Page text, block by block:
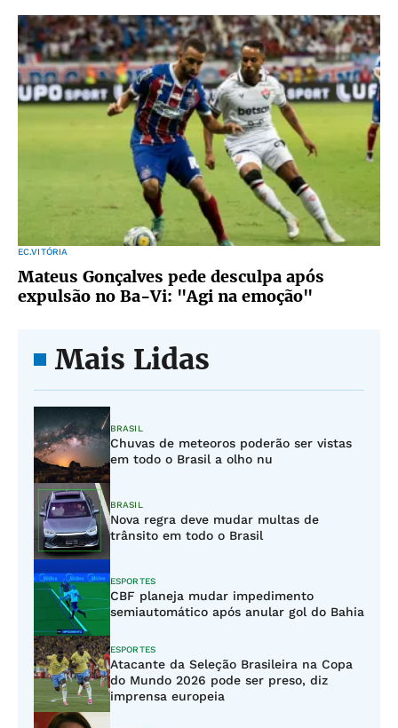
EC.VITÓRIA
Mateus Gonçalves pede desculpa após
expulsão no Ba-Vi: "Agi na emoção"
Mais Lidas
BRASIL
Chuvas de meteoros poderão ser vistas
em todo o Brasil a olho nu
BRASIL
Nova regra deve mudar multas de
trânsito em todo o Brasil
ESPORTES
CBF planeja mudar impedimento
semiautomático após anular gol do Bahia
ESPORTES
Atacante da Seleção Brasileira na Copa
do Mundo 2026 pode ser preso, diz
imprensa europeia